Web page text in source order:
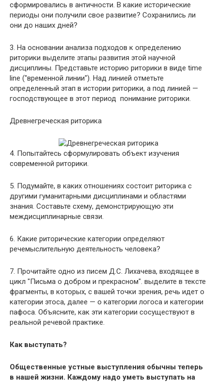
сформировались в античности. В какие исторические
периоды они получили свое развитие? Сохранились ли
они до наших дней?
3. На основании анализа подходов к определению
риторики выделите этапы развития этой научной
дисциплины. Представьте историю риторики в виде time
line ("временной линии"). Над линией отметьте
определенный этап в истории риторики, а под линией —
господствующее в этот период понимание риторики.
Древнегреческая риторика
4. Попытайтесь сформулировать объект изучения
современной риторики.
5. Подумайте, в каких отношениях состоит риторика с
другими гуманитарными дисциплинами и областями
знания. Составьте схему, демонстрирующую эти
междисциплинарные связи.
6. Какие риторические категории определяют
речемыслительную деятельность человека?
7. Прочитайте одно из писем Д.С. Лихачева, входящее в
цикл "Письма о добром и прекрасном". выделите в тексте
фрагменты, в которых, с вашей точки зрения, речь идет о
категории этоса, далее — о категории логоса и категории
пафоса. Объясните, как эти категории сосуществуют в
реальной речевой практике.
Как выступать?
Общественные устные выступления обычны теперь
в нашей жизни. Каждому надо уметь выступать на